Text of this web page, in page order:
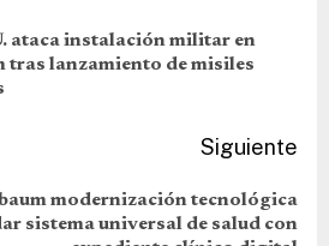
ataca instalación militar en
tras lanzamiento de misiles
Siguiente
modernización tecnológica
sistema universal de salud con